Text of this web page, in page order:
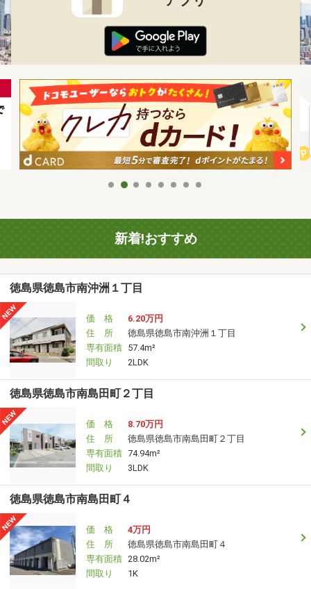
新着!おすすめ
徳島県徳島市南沖洲１丁目
価 格
6.20万円
住 所
徳島県徳島市南沖洲１丁目
専有面積 57.4m²
間取り
2LDK
徳島県徳島市南島田町２丁目
価 格
8.70万円
住 所
徳島県徳島市南島田町２丁目
専有面積 74.94m²
間取り
3LDK
徳島県徳島市南島田町４
価 格
4万円
住 所
徳島県徳島市南島田町４
専有面積 28.02m²
間取り
1K